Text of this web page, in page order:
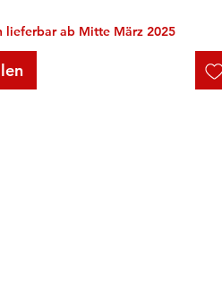
lieferbar ab Mitte März 2025